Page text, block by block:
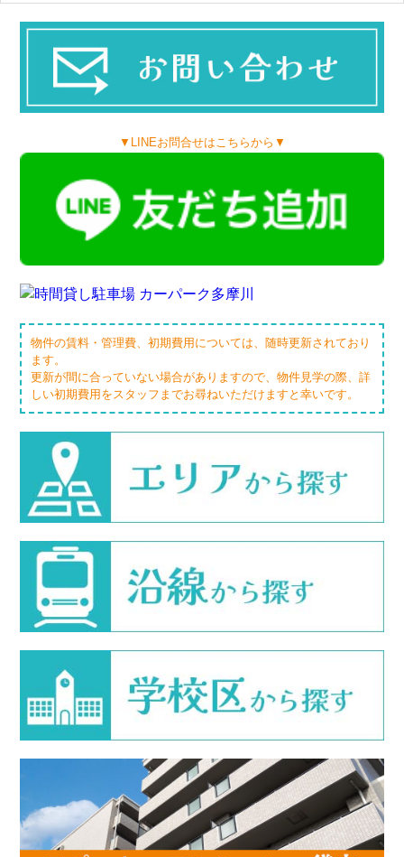
▼LINEお問合せはこちらから▼
物件の賃料・管理費、初期費用については、随時更新されており
ます。
更新が間に合っていない場合がありますので、物件見学の際、詳
しい初期費用をスタッフまでお尋ねいただけますと幸いです。